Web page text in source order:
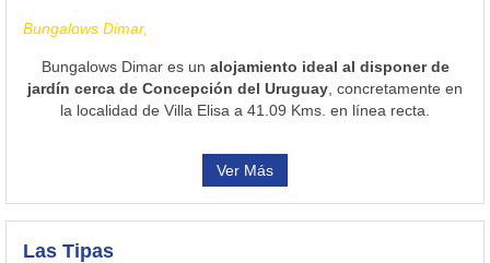
Bungalows Dimar,
Bungalows Dimar es un alojamiento ideal al disponer de
jardín cerca de Concepción del Uruguay , concretamente en
la localidad de Villa Elisa a 41.09 Kms. en línea recta.
Ver Más
Las Tipas